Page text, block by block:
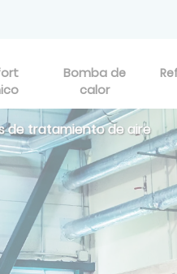
Bomba de
calor
de tratamiento de aire